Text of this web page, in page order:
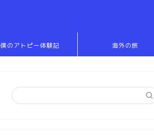
僕のアトピー体験記 海外の旅